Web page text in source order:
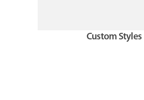
Custom Styles